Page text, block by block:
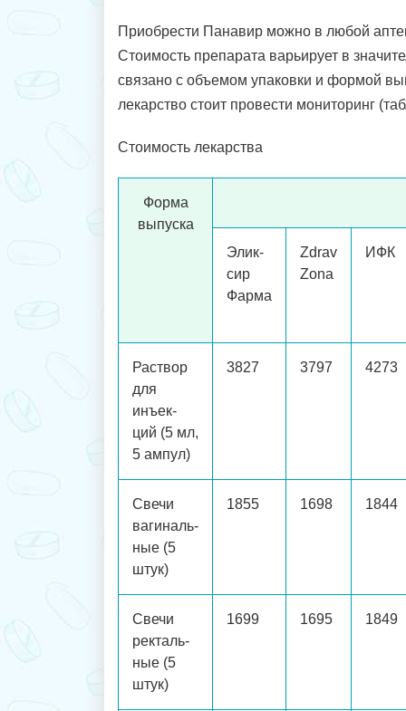
Приобрести Панавир можно в любой
Стоимость препарата варьирует в
связано с объемом упаковки и формой
лекарство стоит провести мониторинг
Стоимость лекарства
Форма
выпуска
Элик-
сир
Фарма
Zdrav
Zona
ИФК
Раствор
для
инъек-
ций (5 мл,
5 ампул)
3827 3797 4273
Свечи
вагиналь-
ные (5
штук)
1855 1698 1844
Свечи
ректаль-
ные (5
штук)
1699 1695 1849